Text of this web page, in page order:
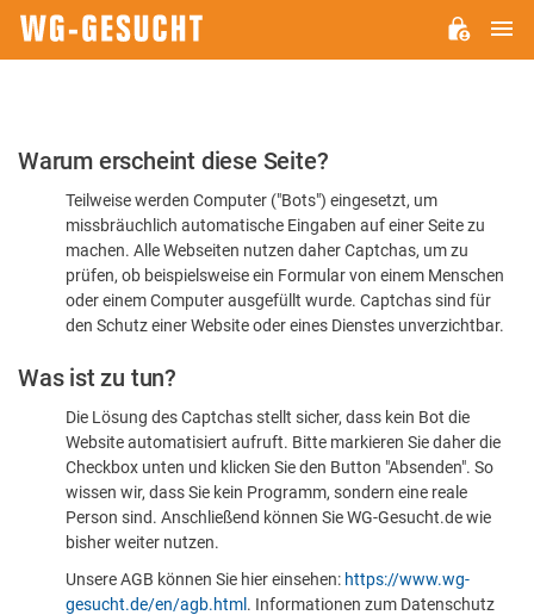
Bitte
dass
sind
Warum erscheint diese Seite?
Teilweise werden Computer ("Bots") eingesetzt, um
missbräuchlich automatische Eingaben auf einer Seite zu
machen. Alle Webseiten nutzen daher Captchas, um zu
prüfen, ob beispielsweise ein Formular von einem Menschen
oder einem Computer ausgefüllt wurde. Captchas sind für
den Schutz einer Website oder eines Dienstes unverzichtbar.
Was ist zu tun?
Die Lösung des Captchas stellt sicher, dass kein Bot die
Website automatisiert aufruft. Bitte markieren Sie daher die
Checkbox unten und klicken Sie den Button "Absenden". So
wissen wir, dass Sie kein Programm, sondern eine reale
Person sind. Anschließend können Sie WG-Gesucht.de wie
bisher weiter nutzen.
Unsere AGB können Sie hier einsehen: https://www.wg-
gesucht.de/en/agb.html . Informationen zum Datenschutz